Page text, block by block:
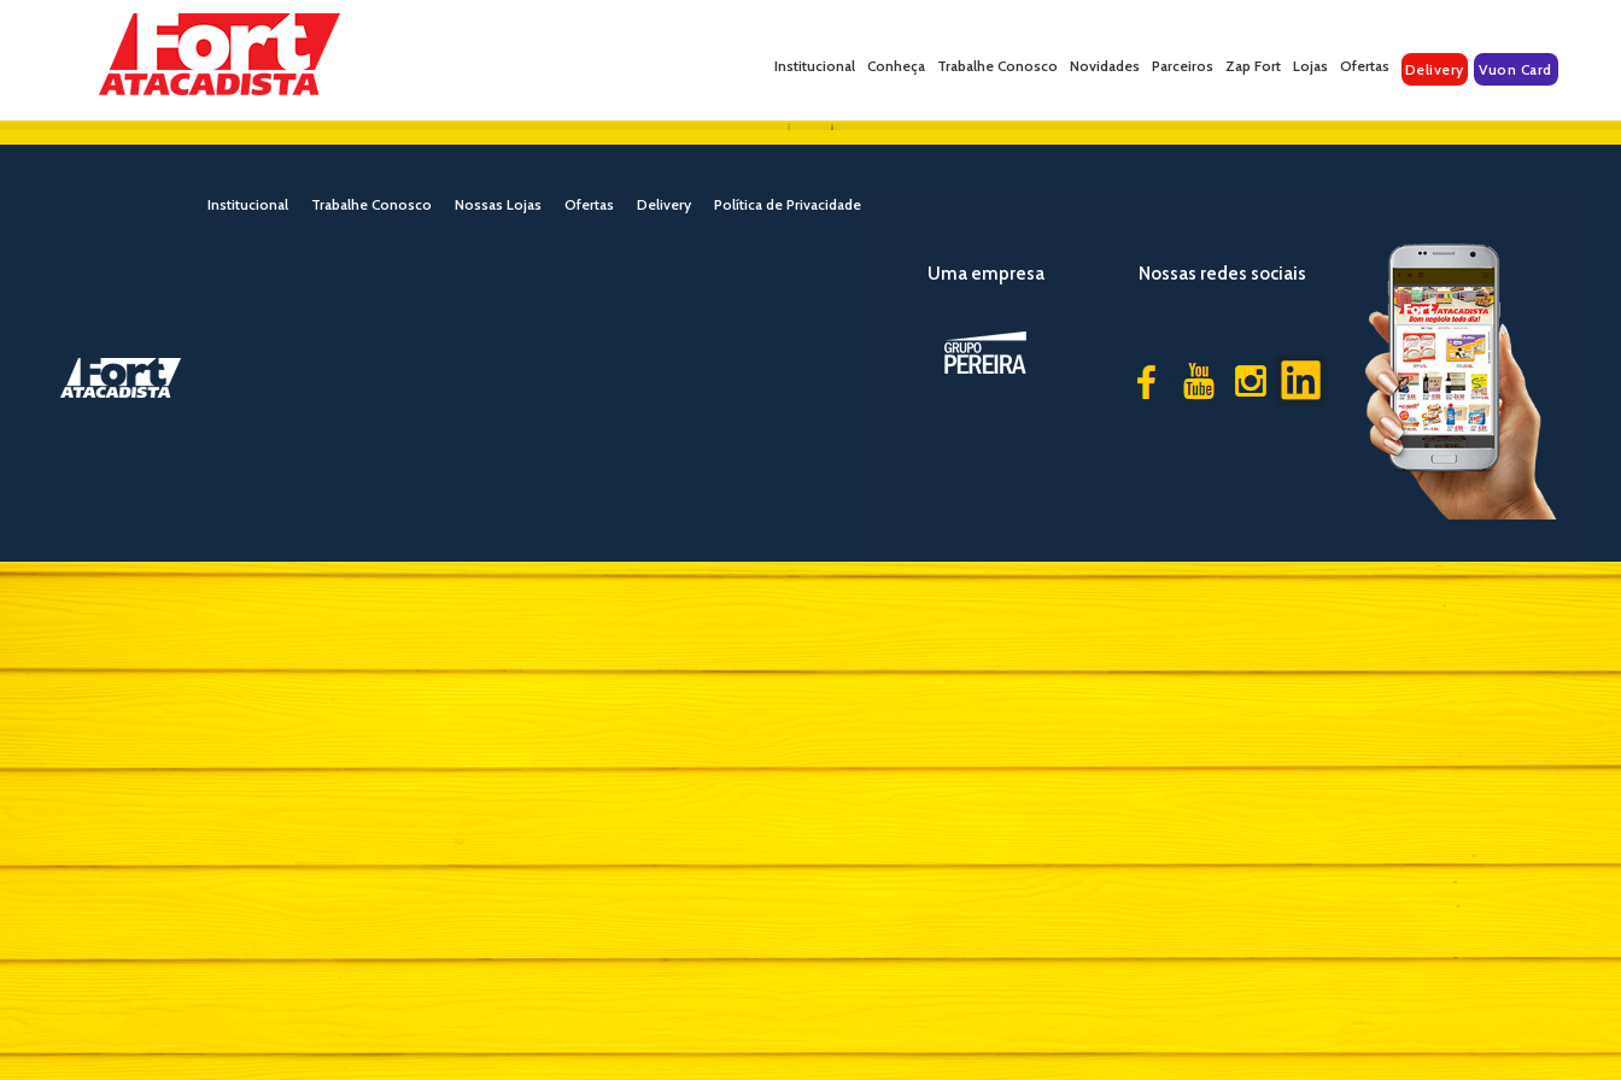
Institucional Conheça Trabalhe Conosco Novidades Parceiros Zap Fort Lojas Ofertas Delivery Vuon Card
Institucional Trabalhe Conosco Nossas Lojas Ofertas Delivery Política de Privacidade
Uma empresa Nossas redes sociais